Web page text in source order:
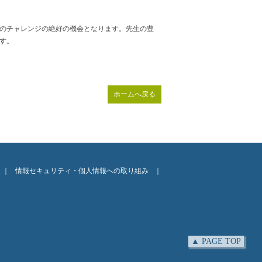
チャレンジの絶好の機会となります。先生の豊
。
ホームへ戻る
▲ PAGE TOP
情報セキュリティ・個人情報への取り組み